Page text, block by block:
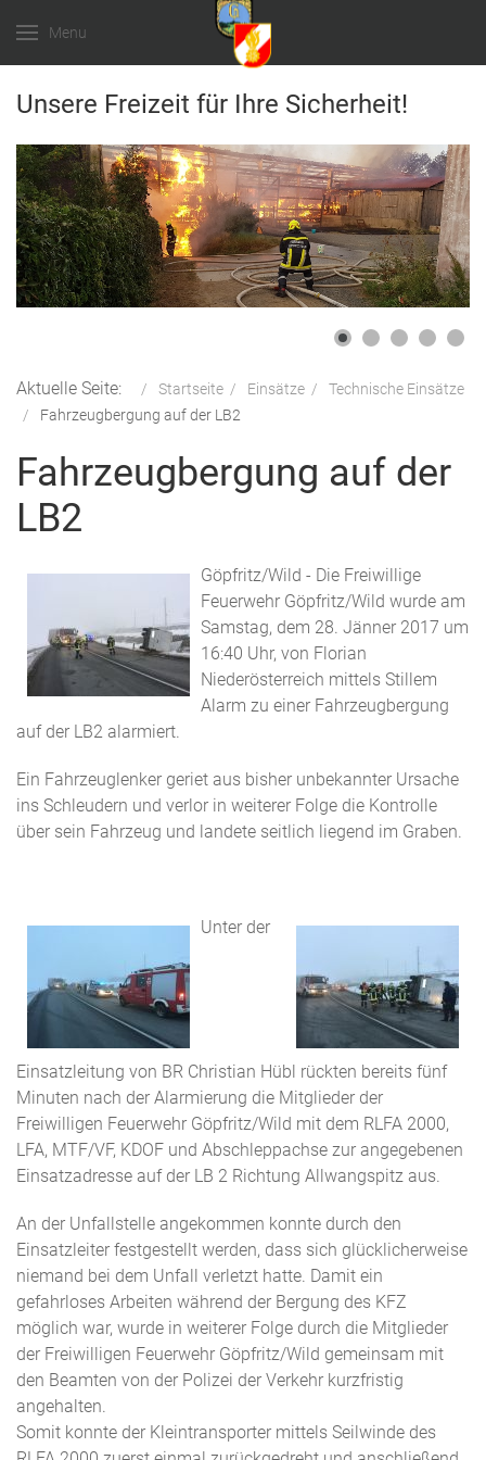
Menu
Unsere Freizeit für Ihre Sicherheit!
Aktuelle Seite: Startseite Einsätze
Technische Einsätze
Fahrzeugbergung auf der LB2
Fahrzeugbergung auf der
LB2
Göpfritz/Wild - Die Freiwillige
Feuerwehr Göpfritz/Wild wurde am
Samstag, dem 28. Jänner 2017 um
16:40 Uhr, von Florian
Niederösterreich mittels Stillem
Alarm zu einer Fahrzeugbergung
auf der LB2 alarmiert.
Ein Fahrzeuglenker geriet aus bisher unbekannter Ursache
ins Schleudern und verlor in weiterer Folge die Kontrolle
über sein Fahrzeug und landete seitlich liegend im Graben.
Unter der
Einsatzleitung von BR Christian Hübl rückten bereits fünf
Minuten nach der Alarmierung die Mitglieder der
Freiwilligen Feuerwehr Göpfritz/Wild mit dem RLFA 2000,
LFA, MTF/VF, KDOF und Abschleppachse zur angegebenen
Einsatzadresse auf der LB 2 Richtung Allwangspitz aus.
An der Unfallstelle angekommen konnte durch den
Einsatzleiter festgestellt werden, dass sich glücklicherweise
niemand bei dem Unfall verletzt hatte. Damit ein
gefahrloses Arbeiten während der Bergung des KFZ
möglich war, wurde in weiterer Folge durch die Mitglieder
der Freiwilligen Feuerwehr Göpfritz/Wild gemeinsam mit
den Beamten von der Polizei der Verkehr kurzfristig
angehalten.
Somit konnte der Kleintransporter mittels Seilwinde des